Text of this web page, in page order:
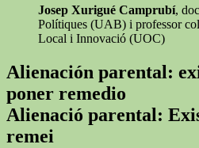
Josep Xurigué Camprubí,
Polítiques (UAB) i professor
Local i Innovació (UOC)
Alienación parental:
poner remedio
Alienació parental:
remei